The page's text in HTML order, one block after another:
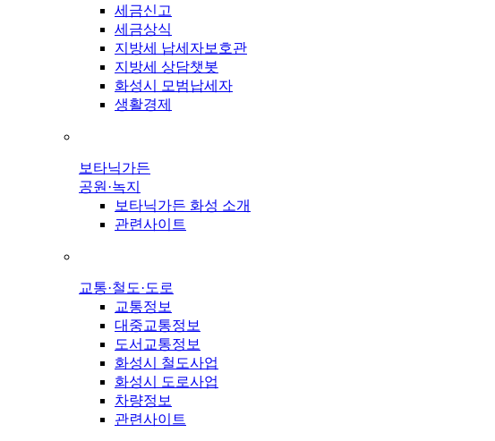
세금신고
세금상식
지방세 납세자보호관
지방세 상담챗봇
화성시 모범납세자
생활경제
보타닉가든
공원·녹지
보타닉가든 화성 소개
관련사이트
교통·철도·도로
교통정보
대중교통정보
도서교통정보
화성시 철도사업
화성시 도로사업
차량정보
관련사이트